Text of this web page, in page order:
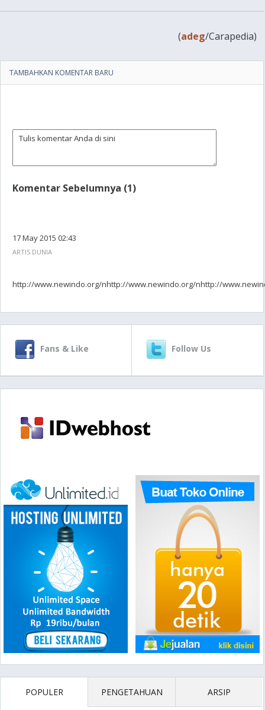
(adeg/Carapedia)
TAMBAHKAN KOMENTAR BARU
Komentar Sebelumnya (1)
17 May 2015 02:43
ARTIS DUNIA
http://www.newindo.org/nhttp://www.newindo.org/nhttp://
Fans & Like Follow Us
POPULER PENGETAHUAN ARSIP